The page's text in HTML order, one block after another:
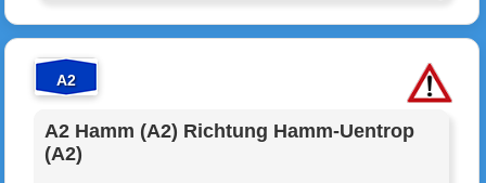
A2
A2 Hamm (A2) Richtung Hamm-Uentrop
(A2)